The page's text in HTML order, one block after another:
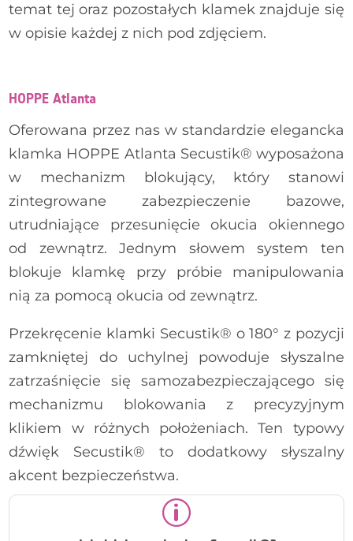
temat tej oraz pozostałych klamek znajduje się
w opisie każdej z nich pod zdjęciem.
HOPPE Atlanta - biały
HOPPE Atlanta - ciemny brąz
HOPPE Atlanta
Oferowana przez nas w standardzie elegancka
klamka HOPPE Atlanta Secustik® wyposażona
w mechanizm blokujący, który stanowi
zintegrowane zabezpieczenie bazowe,
utrudniające przesunięcie okucia okiennego
od zewnątrz. Jednym słowem system ten
blokuje klamkę przy próbie manipulowania
nią za pomocą okucia od zewnątrz.
Przekręcenie klamki Secustik® o 180° z pozycji
zamkniętej do uchylnej powoduje słyszalne
zatrzaśnięcie się samozabezpieczającego się
mechanizmu blokowania z precyzyjnym
klikiem w różnych położeniach. Ten typowy
dźwięk Secustik® to dodatkowy słyszalny
akcent bezpieczeństwa.
p
HOPPE Hamburg - biały
HOPPE Hamburg - ciemny brąz